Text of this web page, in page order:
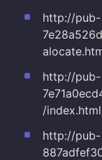
http://pub-
http://pub-
/index.html
http://pub-